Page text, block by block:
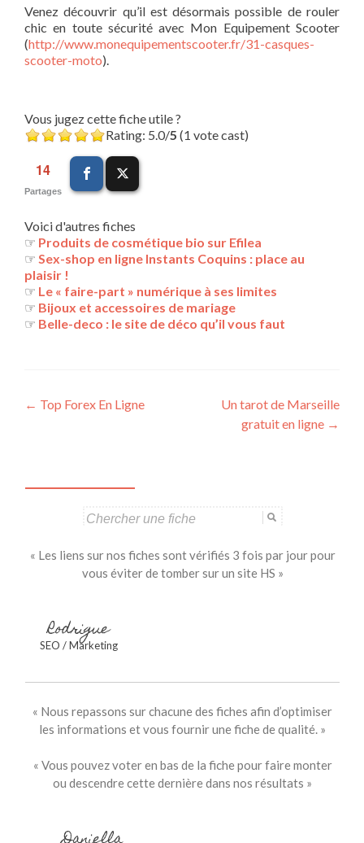
Venez découvrir qu’il est désormais possible de rouler
chic en toute sécurité avec Mon Equipement Scooter
(http://www.monequipementscooter.fr/31-casques-
scooter-moto).
Vous jugez cette fiche utile ?
Rating: 5.0/5 (1 vote cast)
14
Partages
Voici d'autres fiches
☞ Produits de cosmétique bio sur Efilea
☞ Sex-shop en ligne Instants Coquins : place au
plaisir !
☞ Le « faire-part » numérique à ses limites
☞ Bijoux et accessoires de mariage
☞ Belle-deco : le site de déco qu’il vous faut
Navigation
← Top Forex En Ligne
Un tarot de Marseille
gratuit en ligne →
« Les liens sur nos fiches sont vérifiés 3 fois par jour pour
vous éviter de tomber sur un site HS »
Rodrigue
SEO / Marketing
« Nous repassons sur chacune des fiches afin d’optimiser
les informations et vous fournir une fiche de qualité. »
« Vous pouvez voter en bas de la fiche pour faire monter
ou descendre cette dernière dans nos résultats »